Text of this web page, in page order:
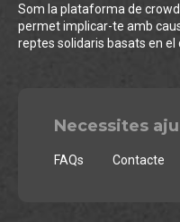
Som la plataforma de
permet implicar-te amb
reptes solidaris basats en el
Necessites
FAQs Contacte